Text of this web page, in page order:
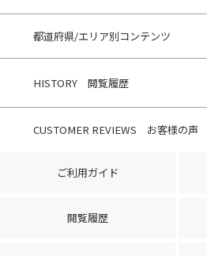
都道府県/エリア別コンテンツ
HISTORY 閲覧履歴
CUSTOMER REVIEWS お客様の声
ご利用ガイド
閲覧履歴